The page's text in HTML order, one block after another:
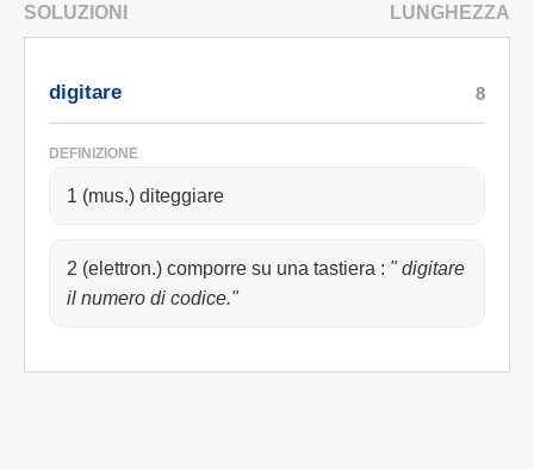
SOLUZIONI LUNGHEZZA
digitare
DEFINIZIONE
1 (mus.) diteggiare
2 (elettron.) comporre su una tastiera : " digitare
il numero di codice."
8